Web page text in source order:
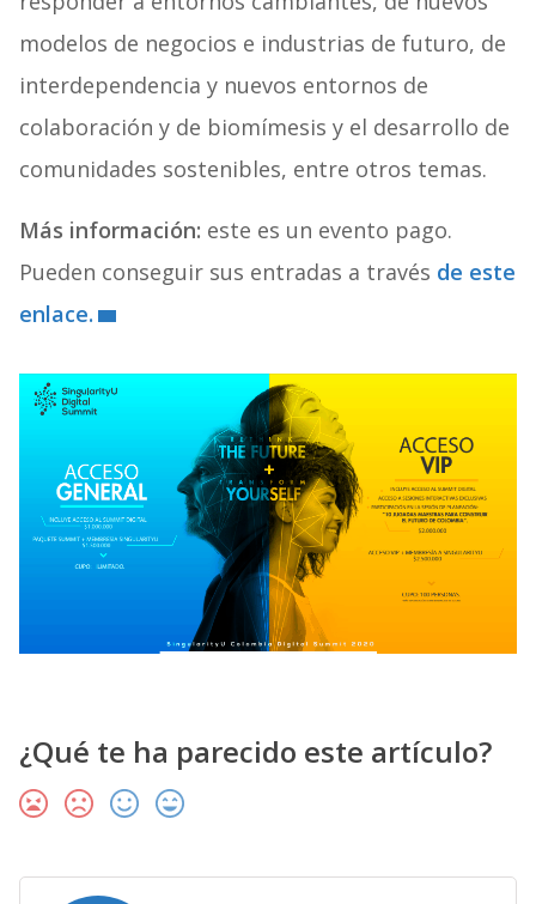
modelos de negocios e industrias de futuro, de
interdependencia y nuevos entornos de
colaboración y de biomímesis y el desarrollo de
comunidades sostenibles, entre otros temas.
Más información: este es un evento pago.
Pueden conseguir sus entradas a través de este
enlace.
¿Qué te ha parecido este artículo?